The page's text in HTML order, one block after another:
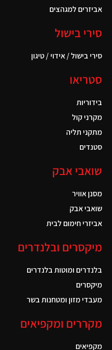
אביזרים למגהצים
סירי בישול
סירי בישול / אידוי / טיגון
סטריאו
בידוריות
מקרני קול
מתקני תליה
סטנדים
שואבי אבק
מסנן אוויר
שואבי אבק
אביזרי חימום לבית
מיקסרים ובלנדרים
בלנדרים ומוטות בלנדרים
מיקסרים
מעבדי מזון ומטחנות בשר
מקררים ומקפיאים
מקפיאים